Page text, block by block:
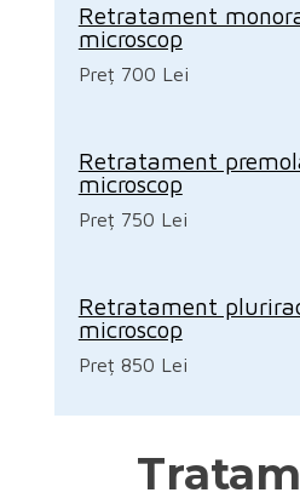
Retratament
microscop
Preț 700 Lei
Retratament
microscop
Preț 750 Lei
Retratament
microscop
Preț 850 Lei